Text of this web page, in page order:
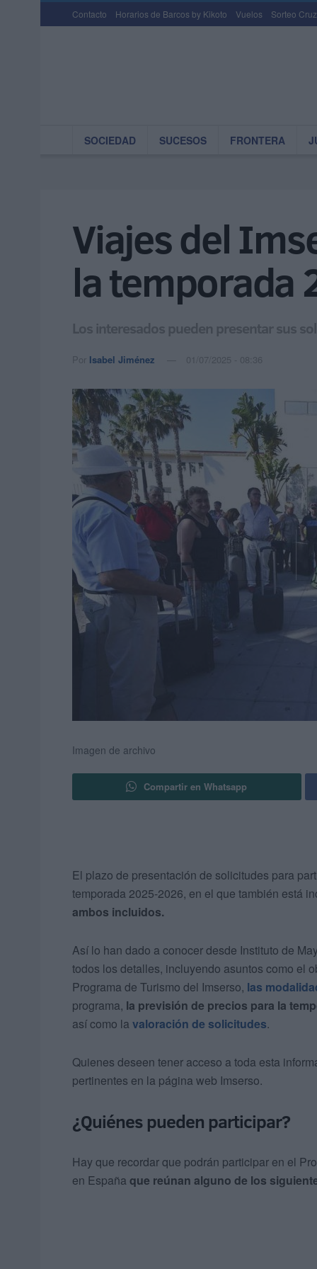
Contacto Horarios de Barcos by Kikoto Vuelos Sorteo
SOCIEDAD SUCESOS FRONTERA
Viajes del
la temporada
Los interesados pueden presentar sus
Por Isabel Jiménez 01/07/2025 - 08:36
Imagen de archivo
Compartir en Whatsapp
El plazo de presentación de solicitudes para
temporada 2025-2026, en el que también está
ambos incluidos.
Así lo han dado a conocer desde Instituto de
todos los detalles, incluyendo asuntos como el
Programa de Turismo del Imserso, las
programa, la previsión de precios para la
así como la valoración de solicitudes.
Quienes deseen tener acceso a toda esta
pertinentes en la página web Imserso.
¿Quiénes pueden participar?
Hay que recordar que podrán participar en el
en España que reúnan alguno de los